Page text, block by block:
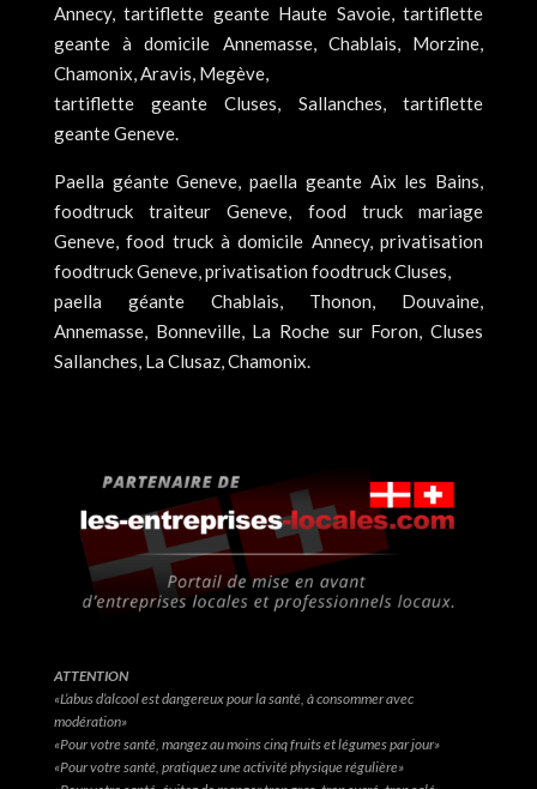
Annecy, tartiflette geante Haute Savoie, tartiflette
geante à domicile Annemasse, Chablais, Morzine,
Chamonix, Aravis, Megève,
tartiflette geante Cluses, Sallanches, tartiflette
geante Geneve.
Paella géante Geneve, paella geante Aix les Bains,
foodtruck traiteur Geneve, food truck mariage
Geneve, food truck à domicile Annecy, privatisation
foodtruck Geneve, privatisation foodtruck Cluses,
paella géante Chablais, Thonon, Douvaine,
Annemasse, Bonneville, La Roche sur Foron, Cluses
Sallanches, La Clusaz, Chamonix.
ATTENTION
«L’abus d’alcool est dangereux pour la santé, à consommer avec
modération»
«Pour votre santé, mangez au moins cinq fruits et légumes par jour»
«Pour votre santé, pratiquez une activité physique régulière»